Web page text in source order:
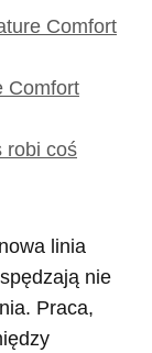
Comfort
Comfort
robi coś
linia
nie
Praca,